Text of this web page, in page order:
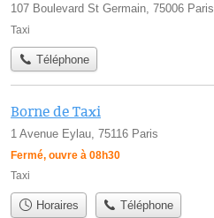
107 Boulevard St Germain, 75006 Paris
Taxi
Téléphone
Borne de Taxi
1 Avenue Eylau, 75116 Paris
Fermé, ouvre à 08h30
Taxi
Horaires Téléphone